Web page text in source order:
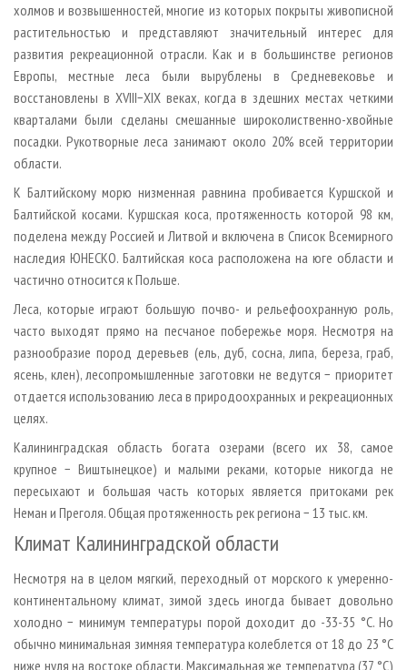
холмов и возвышенностей, многие из которых покрыты живописной
растительностью и представляют значительный интерес для
развития рекреационной отрасли. Как и в большинстве регионов
Европы, местные леса были вырублены в Средневековье и
восстановлены в XVIII−XIX веках, когда в здешних местах четкими
кварталами были сделаны смешанные широколиственно-хвойные
посадки. Рукотворные леса занимают около 20% всей территории
области.
К Балтийскому морю низменная равнина пробивается Куршской и
Балтийской косами. Куршская коса, протяженность которой 98 км,
поделена между Россией и Литвой и включена в Список Всемирного
наследия ЮНЕСКО. Балтийская коса расположена на юге области и
частично относится к Польше.
Леса, которые играют большую почво- и рельефоохранную роль,
часто выходят прямо на песчаное побережье моря. Несмотря на
разнообразие пород деревьев (ель, дуб, сосна, липа, береза, граб,
ясень, клен), лесопромышленные заготовки не ведутся − приоритет
отдается использованию леса в природоохранных и рекреационных
целях.
Калининградская область богата озерами (всего их 38, самое
крупное − Виштынецкое) и малыми реками, которые никогда не
пересыхают и большая часть которых является притоками рек
Неман и Преголя. Общая протяженность рек региона − 13 тыс. км.
Климат Калининградской области
Несмотря на в целом мягкий, переходный от морского к умеренно-
континентальному климат, зимой здесь иногда бывает довольно
холодно − минимум температуры порой доходит до -33-35 °C. Но
обычно минимальная зимняя температура колеблется от 18 до 23 °C
ниже нуля на востоке области. Максимальная же температура (37 °C)